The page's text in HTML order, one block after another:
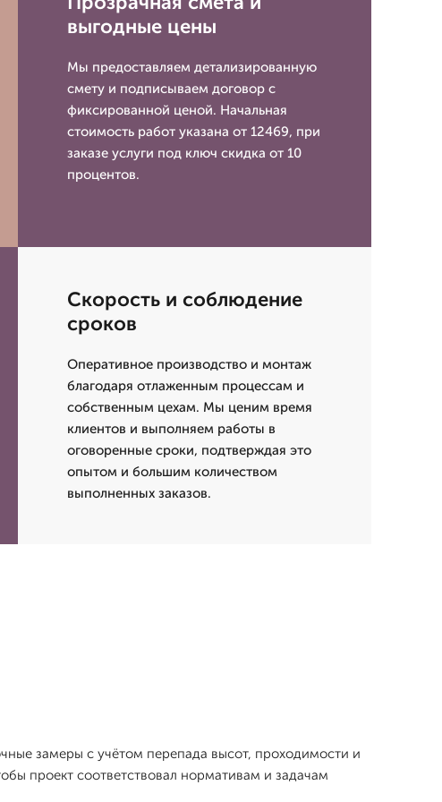
выгодные цены
Мы предоставляем детализированную
смету и подписываем договор с
фиксированной ценой. Начальная
стоимость работ указана от 12469, при
заказе услуги под ключ скидка от 10
процентов.
Скорость и соблюдение
сроков
Оперативное производство и монтаж
благодаря отлаженным процессам и
собственным цехам. Мы ценим время
клиентов и выполняем работы в
оговоренные сроки, подтверждая это
опытом и большим количеством
выполненных заказов.
замеры с учётом перепада высот, проходимости и
проект соответствовал нормативам и задачам